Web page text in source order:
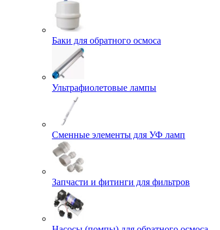
Баки для обратного осмоса
Ультрафиолетовые лампы
Сменные элементы для УФ ламп
Запчасти и фитинги для фильтров